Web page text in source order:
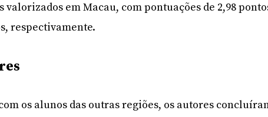
em Macau, com pontuações de 2,98
respectivamente.
os alunos das outras regiões, os autores